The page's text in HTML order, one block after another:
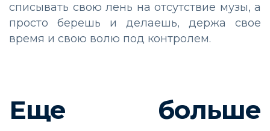
списывать свою лень на отсутствие музы, а
просто берешь и делаешь, держа свое
время и свою волю под контролем.
Еще больше